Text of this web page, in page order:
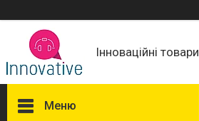
Інноваційні товари
Меню